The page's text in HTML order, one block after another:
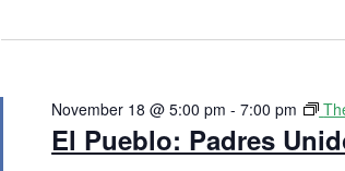
El Pueblo: Padres
November 18 @ 5:00 pm -7:00 pm